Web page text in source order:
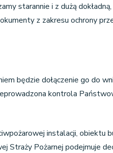
starannie i z dużą
z zakresu ochrony
będzie dołączenie go do
kontrola
instalacji, obiektu
Pożarnej podejmuje